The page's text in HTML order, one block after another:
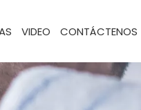
VIDEO CONTÁCTENOS